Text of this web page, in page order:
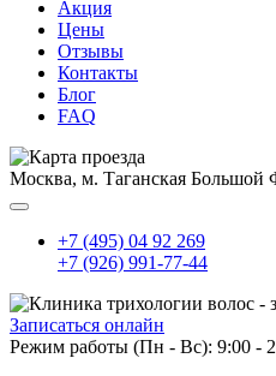
Акция
Цены
Отзывы
Контакты
Блог
FAQ
Москва, м. Таганская Большой
+7 (495) 04 92 269
+7 (926) 991-77-44
Записаться онлайн
Режим работы (Пн - Вс): 9:00 -